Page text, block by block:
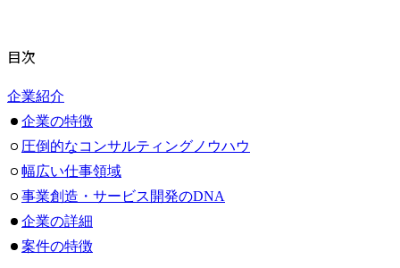
目次
企業紹介
企業の特徴
圧倒的なコンサルティングノウハウ
幅広い仕事領域
事業創造・サービス開発のDNA
企業の詳細
案件の特徴